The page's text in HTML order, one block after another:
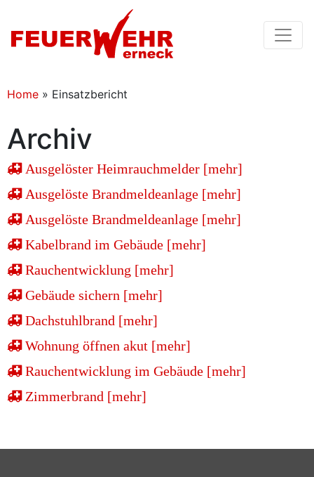
Home » Einsatzbericht
Archiv
Ausgelöster Heimrauchmelder [mehr]
Ausgelöste Brandmeldeanlage [mehr]
Ausgelöste Brandmeldeanlage [mehr]
Kabelbrand im Gebäude [mehr]
Rauchentwicklung [mehr]
Gebäude sichern [mehr]
Dachstuhlbrand [mehr]
Wohnung öffnen akut [mehr]
Rauchentwicklung im Gebäude [mehr]
Zimmerbrand [mehr]